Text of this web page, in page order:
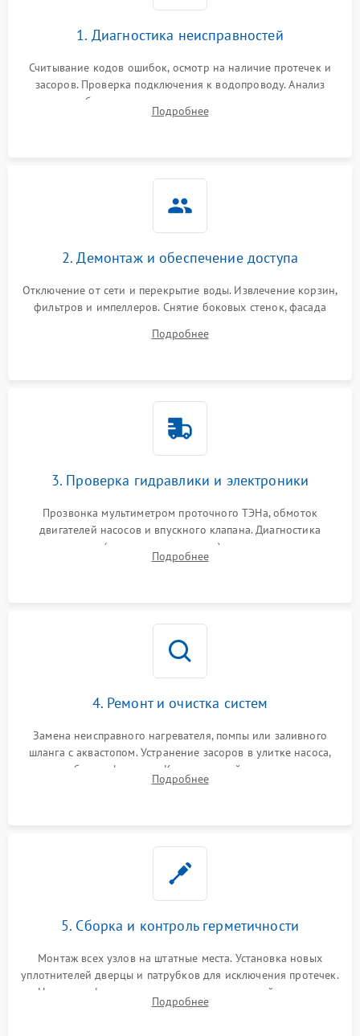
Проблемы с1. Диагностика неисправностей
Считывание кодов ошибок, осмотр на наличие протечек и
засоров. Проверка подключения к водопроводу. Анализ
жалоб на отсутствие слива, нагрева, вращения
разбрызгивателей или срабатывание системы защиты
Подробнее
2. Демонтаж и обеспечение доступа
Отключение от сети и перекрытие воды. Извлечение корзин,
фильтров и импеллеров. Снятие боковых стенок, фасада
циркуляционному насосу, ТЭНу и сливной помпе.
Подробнее
3. Проверка гидравлики и электроники
Прозвонка мультиметром проточного ТЭНа, обмоток
двигателей насосов и впускного клапана. Диагностика
прессостата (датчика уровня воды), датчика мутности,
концевика дверцы и электронного модуля управления.
Подробнее
4. Ремонт и очистка систем
Замена неисправного нагревателя, помпы или заливного
шланга с аквастопом. Устранение засоров в улитке насоса,
патрубках и фильтрах. Компонентный ремонт платы
управления, восстановление поврежденной проводки.
Подробнее
5. Сборка и контроль герметичности
Монтаж всех узлов на штатные места. Установка новых
уплотнителей дверцы и патрубков для исключения протечек.
Надежная фиксация хомутов гидравлической системы,
сборка корпуса и установка датчика поплавка.
Подробнее